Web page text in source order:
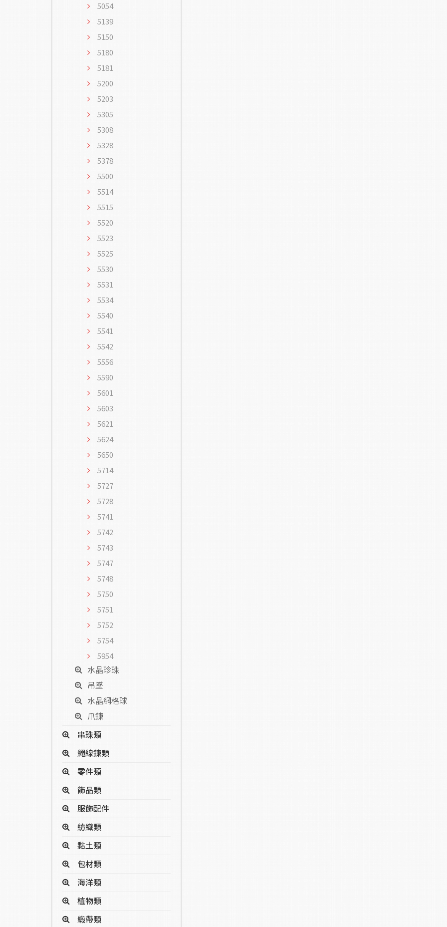
5054
5139
5150
5180
5181
5200
5203
5305
5308
5328
5378
5500
5514
5515
5520
5523
5525
5530
5531
5534
5540
5541
5542
5556
5590
5601
5603
5621
5624
5650
5714
5727
5728
5741
5742
5743
5747
5748
5750
5751
5752
5754
5954
水晶珍珠
吊墜
水晶網格球
爪鍊
串珠類
繩線鍊類
零件類
飾品類
服飾配件
紡織類
黏土類
包材類
海洋類
植物類
緞帶類